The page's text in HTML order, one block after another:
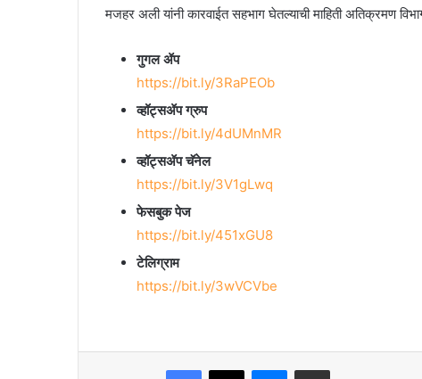
मजहर अली यांनी कारवाईत सहभाग घेतल्याची माहिती अतिक्रमण
गुगल ॲप
https://bit.ly/3RaPEOb
व्हॉट्सॲप ग्रुप
https://bit.ly/4dUMnMR
व्हॉट्सॲप चॅनेल
https://bit.ly/3V1gLwq
फेसबुक पेज
https://bit.ly/451xGU8
टेलिग्राम
https://bit.ly/3wVCVbe
Facebook
X Messenger
Share via Email